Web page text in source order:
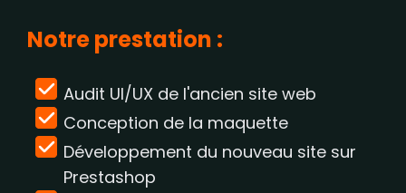
Notre prestation :
Audit UI/UX de l'ancien site web
Conception de la maquette
Développement du nouveau site sur
Prestashop